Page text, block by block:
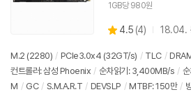
1GB당 980원
별
점
4.5 (상
리
뷰
4) 18.04.
M.2 (2280) / PCIe3.0x4 (32GT/s) / TLC /
컨트롤러: 삼성 Phoenix / 순차읽기: 3,400MB/s /
M / GC / S.M.A.R.T / DEVSLP / MTBF: 150만 /